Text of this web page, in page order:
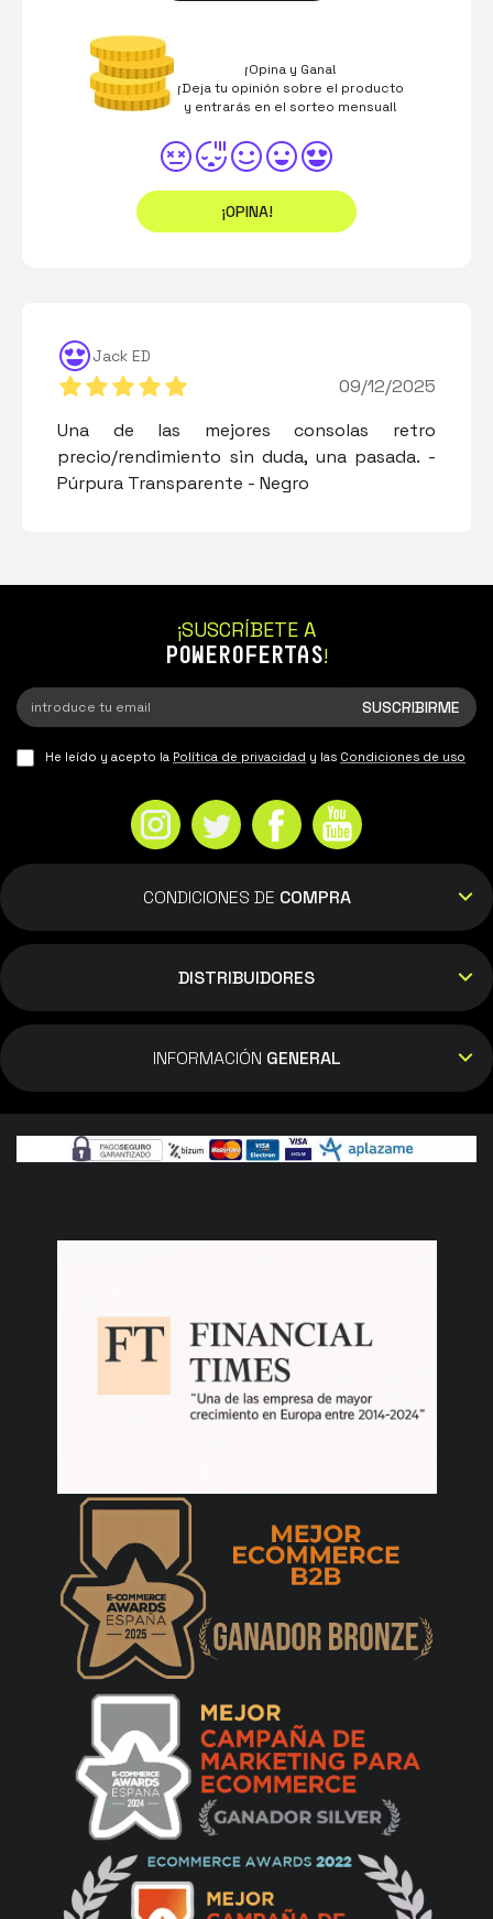
¡Opina y Gana!
¡Deja tu opinión sobre el producto
y entrarás en el sorteo mensual!
¡OPINA!
Jack ED
09/12/2025
Una de las mejores consolas retro
precio/rendimiento sin duda, una pasada. -
Púrpura Transparente - Negro
¡SUSCRÍBETE A
POWEROFERTAS!
He leído y acepto la Política de privacidad y las Condiciones de uso
CONDICIONES DE COMPRA
DISTRIBUIDORES
INFORMACIÓN GENERAL